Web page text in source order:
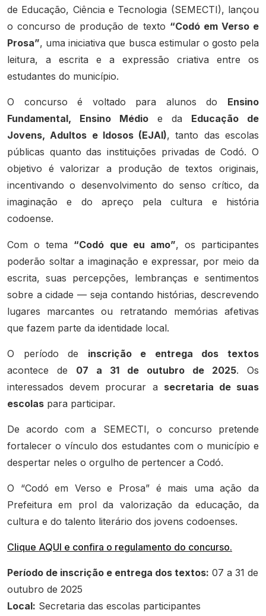
de Educação, Ciência e Tecnologia (SEMECTI), lançou
o concurso de produção de texto “Codó em Verso e
Prosa”, uma iniciativa que busca estimular o gosto pela
leitura, a escrita e a expressão criativa entre os
estudantes do município.
O concurso é voltado para alunos do Ensino
Fundamental, Ensino Médio e da Educação de
Jovens, Adultos e Idosos (EJAI), tanto das escolas
públicas quanto das instituições privadas de Codó. O
objetivo é valorizar a produção de textos originais,
incentivando o desenvolvimento do senso crítico, da
imaginação e do apreço pela cultura e história
codoense.
Com o tema “Codó que eu amo”, os participantes
poderão soltar a imaginação e expressar, por meio da
escrita, suas percepções, lembranças e sentimentos
sobre a cidade — seja contando histórias, descrevendo
lugares marcantes ou retratando memórias afetivas
que fazem parte da identidade local.
O período de inscrição e entrega dos textos
acontece de 07 a 31 de outubro de 2025. Os
interessados devem procurar a secretaria de suas
escolas para participar.
De acordo com a SEMECTI, o concurso pretende
fortalecer o vínculo dos estudantes com o município e
despertar neles o orgulho de pertencer a Codó.
O “Codó em Verso e Prosa” é mais uma ação da
Prefeitura em prol da valorização da educação, da
cultura e do talento literário dos jovens codoenses.
Clique AQUI e confira o regulamento do concurso.
Período de inscrição e entrega dos textos: 07 a 31 de
outubro de 2025
Local: Secretaria das escolas participantes